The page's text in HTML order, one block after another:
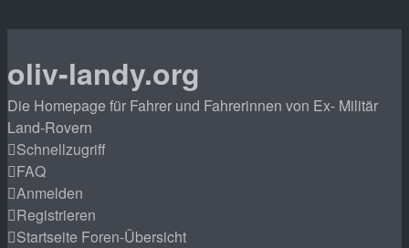
oliv-landy.org
Die Homepage für Fahrer und Fahrerinnen von Ex- Militär
Land-Rovern
Schnellzugriff
FAQ
Anmelden
Registrieren
Startseite Foren-Übersicht